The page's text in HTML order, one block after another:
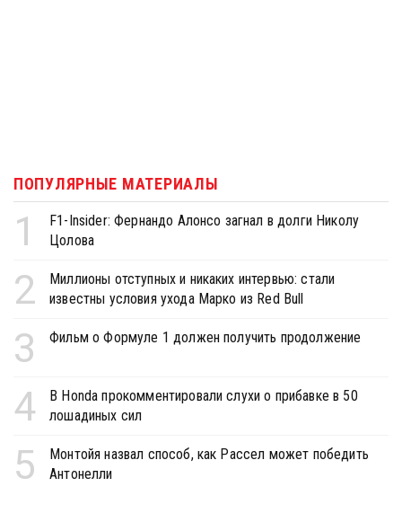
ПОПУЛЯРНЫЕ МАТЕРИАЛЫ
1
F1-Insider: Фернандо Алонсо загнал в долги Николу
Цолова
2
Миллионы отступных и никаких интервью: стали
известны условия ухода Марко из Red Bull
3 Фильм о Формуле 1 должен получить продолжение
4
В Honda прокомментировали слухи о прибавке в 50
лошадиных сил
5
Монтойя назвал способ, как Рассел может победить
Антонелли